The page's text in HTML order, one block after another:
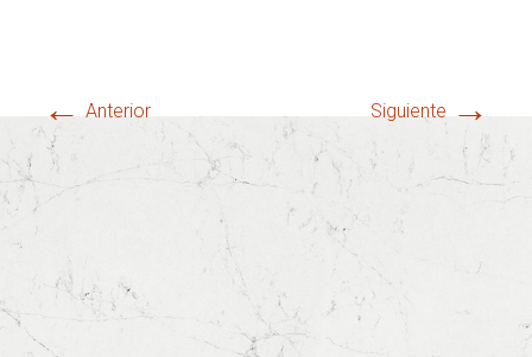
← Anterior Siguiente →